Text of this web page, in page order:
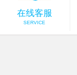
在线客服
SERVICE